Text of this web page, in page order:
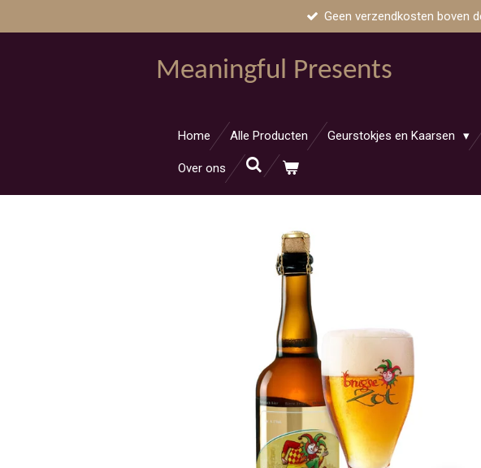
Geen verzendkosten boven
Meaningful Presents
Home Alle Producten Geurstokjes en Kaarsen
Over ons